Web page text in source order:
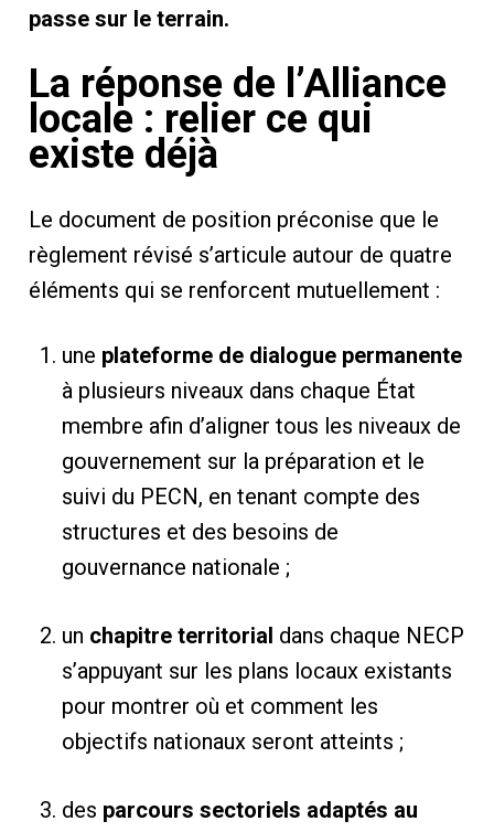
passe sur le terrain.
La réponse de l’Alliance
locale : relier ce qui
existe déjà
Le document de position préconise que le
règlement révisé s’articule autour de quatre
éléments qui se renforcent mutuellement :
une plateforme de dialogue permanente
à plusieurs niveaux dans chaque État
membre afin d’aligner tous les niveaux de
gouvernement sur la préparation et le
suivi du PECN, en tenant compte des
structures et des besoins de
gouvernance nationale ;
un chapitre territorial dans chaque NECP
s’appuyant sur les plans locaux existants
pour montrer où et comment les
objectifs nationaux seront atteints ;
des parcours sectoriels adaptés au